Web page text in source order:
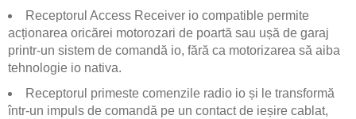
Receptorul Access Receiver io compatible permite
acționarea oricărei motorozari de poartă sau ușă de garaj
printr-un sistem de comandă io, fără ca motorizarea să aiba
tehnologie io nativa.
Receptorul primeste comenzile radio io și le transformă
într-un impuls de comandă pe un contact de ieșire cablat,